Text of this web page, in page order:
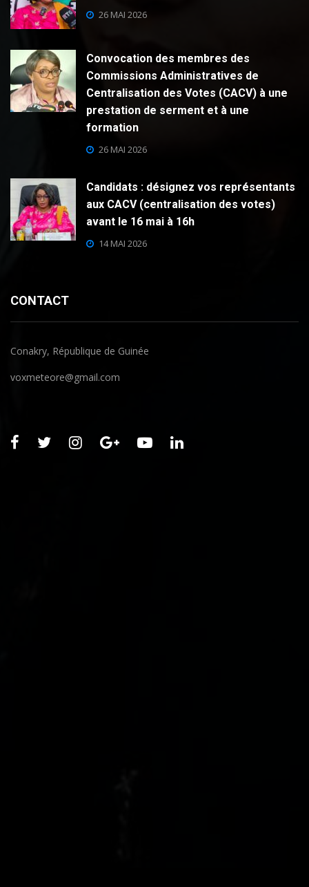
26 MAI 2026
Convocation des membres des
Commissions Administratives de
Centralisation des Votes (CACV) à une
prestation de serment et à une
formation
26 MAI 2026
Candidats : désignez vos représentants
aux CACV (centralisation des votes)
avant le 16 mai à 16h
14 MAI 2026
CONTACT
Conakry, République de Guinée
voxmeteore@gmail.com